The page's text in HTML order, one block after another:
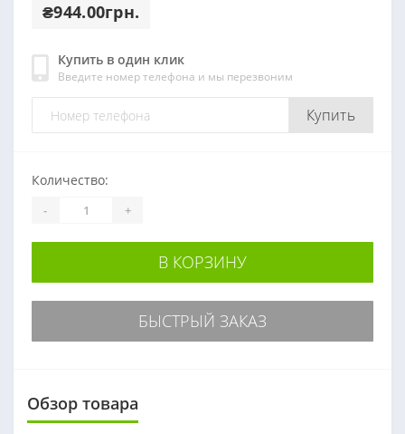
₴944.00грн.
Купить в один клик
Введите номер телефона и мы перезвоним
Купить
Количество:
- +
В КОРЗИНУ
БЫСТРЫЙ ЗАКАЗ
Обзор товара